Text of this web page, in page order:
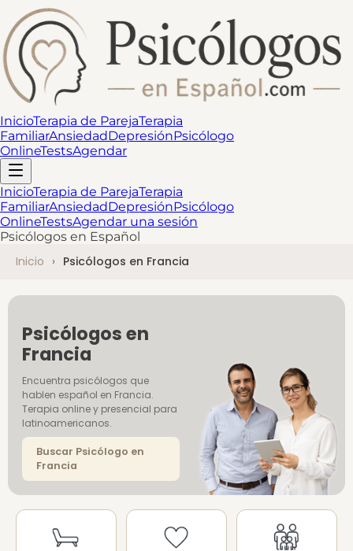
InicioTerapia de ParejaTerapia
FamiliarAnsiedadDepresiónPsicólogo
OnlineTestsAgendar
InicioTerapia de ParejaTerapia
FamiliarAnsiedadDepresiónPsicólogo
OnlineTestsAgendar una sesión
Psicólogos en Español
Inicio Psicólogos en Francia
Psicólogos en
Francia
Encuentra psicólogos que
hablen español en Francia.
Terapia online y presencial para
latinoamericanos.
Buscar Psicólogo en
Francia